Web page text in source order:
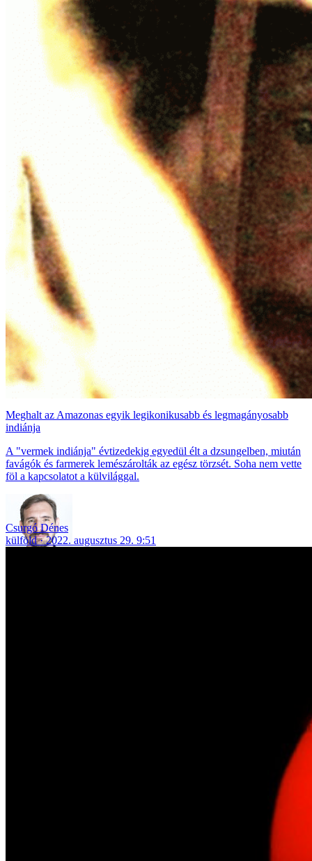
Meghalt az Amazonas egyik legikonikusabb és legmagányosabb
indiánja
A "vermek indiánja" évtizedekig egyedül élt a dzsungelben, miután
favágók és farmerek lemészárolták az egész törzsét. Soha nem vette
föl a kapcsolatot a külvilággal.
Csurgó Dénes
külföld
2022. augusztus 29. 9:51